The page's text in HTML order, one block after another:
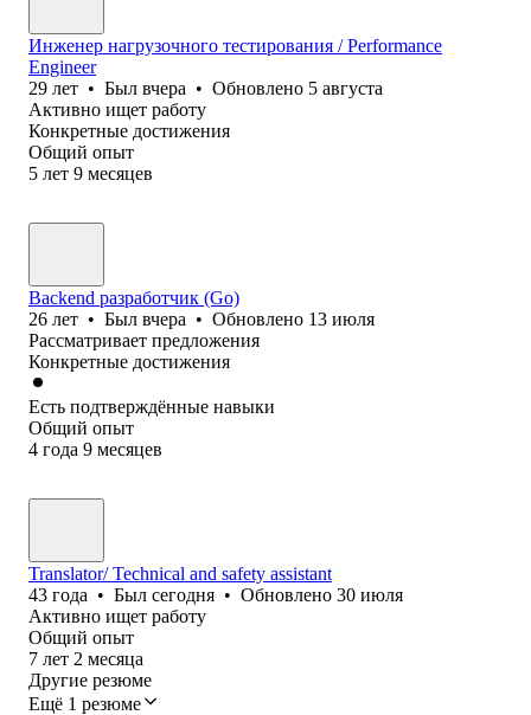
Инженер нагрузочного тестирования / Performance
Engineer
29 лет • Был вчера • Обновлено 5 августа
Активно ищет работу
Конкретные достижения
Общий опыт
5 лет 9 месяцев
Backend разработчик (Go)
26 лет • Был вчера • Обновлено 13 июля
Рассматривает предложения
Конкретные достижения
Есть подтверждённые навыки
Общий опыт
4 года 9 месяцев
Translator/ Technical and safety assistant
43 года • Был сегодня • Обновлено 30 июля
Активно ищет работу
Общий опыт
7 лет 2 месяца
Другие резюме
Ещё 1 резюме